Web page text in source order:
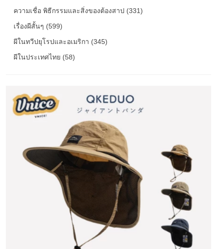
ความเชื่อ พิธีกรรมและสิ่งของต้องสาป (331)
เรื่องผีสั้นๆ (599)
ผีในทวีปยุโรปและอเมริกา (345)
ผีในประเทศไทย (58)